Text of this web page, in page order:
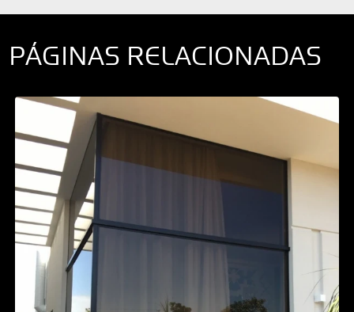
PÁGINAS RELACIONADAS